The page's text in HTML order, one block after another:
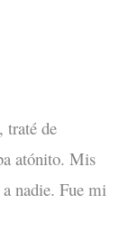
traté de
atónito. Mis
nadie. Fue mi